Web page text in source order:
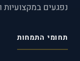
נפגעים במקצועיות
תחומי התמחות